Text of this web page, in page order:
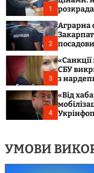
1
2
Аграрна
3
СБУ
з
4
«Від
УМОВИ